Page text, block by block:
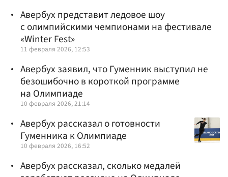
Авербух представит ледовое шоу
с олимпийскими чемпионами на фестивале
«Winter Fest»
11 февраля 2026, 12:53
Авербух заявил, что Гуменник выступил не
безошибочно в короткой программе
на Олимпиаде
10 февраля 2026, 21:14
Авербух рассказал о готовности
Гуменника к Олимпиаде
10 февраля 2026, 16:52
Авербух рассказал, сколько медалей